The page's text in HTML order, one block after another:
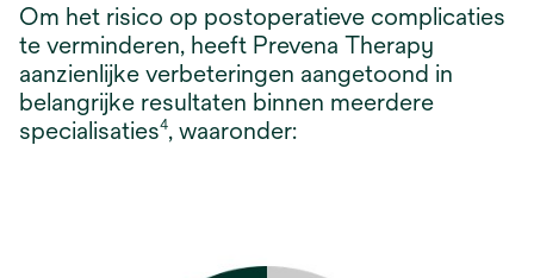
Om het risico op postoperatieve complicaties
te verminderen, heeft Prevena Therapy
aanzienlijke verbeteringen aangetoond in
belangrijke resultaten binnen meerdere
specialisaties4, waaronder: